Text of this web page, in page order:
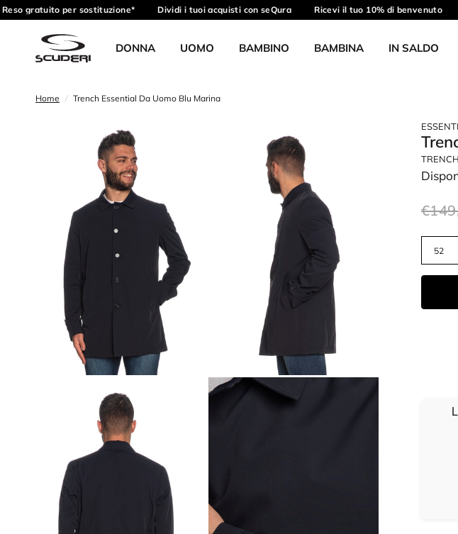
gratuito per sostituzione* Dividi i tuoi acquisti con seQura Ricevi il tuo 10% di benvenuto
DONNA UOMO BAMBINO BAMBINA IN SALDO
Home / Trench Essential Da Uomo Blu Marina